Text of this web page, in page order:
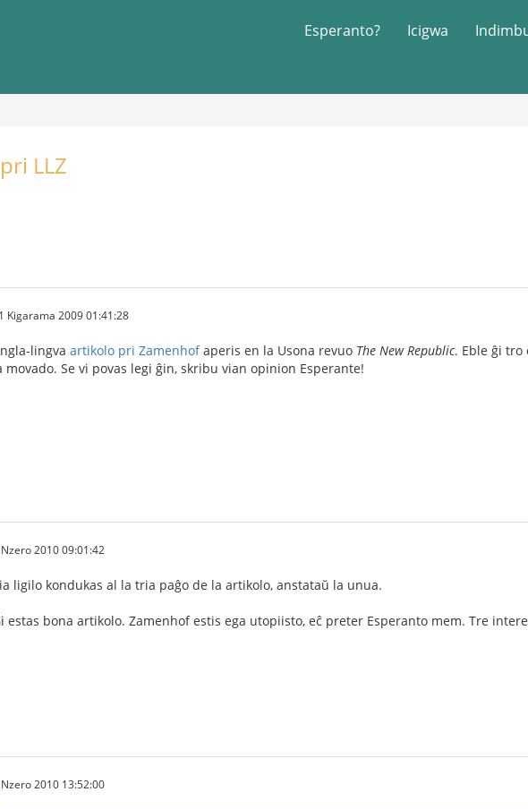
Esperanto? Icigwa
LLZ
Kigarama 2009 01:41:28
lingva artikolo pri Zamenhofaperis en la Usona revuo The New Republic. Eble ĝi tro
movado. Se vi povas legi ĝin, skribu vian opinion Esperante!
2010 09:01:42
ligilo kondukas al la tria paĝo de la artikolo, anstataŭ la unua.
estas bona artikolo. Zamenhof estis ega utopiisto, eĉ preter Esperanto mem. Tre
2010 13:52:00